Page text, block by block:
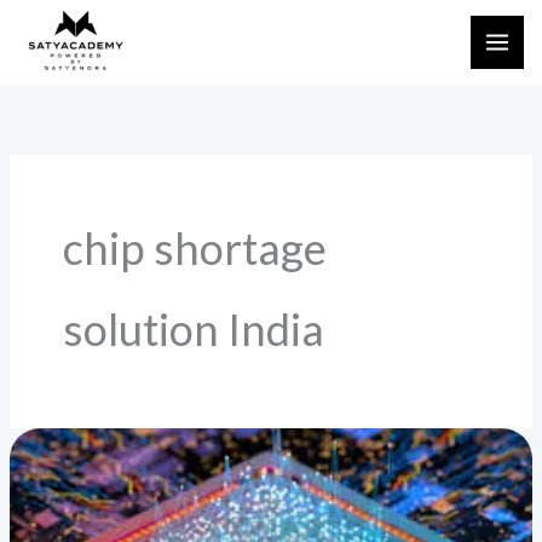
chip shortage
solution India
सेमिकंडक्टर
की
कमी